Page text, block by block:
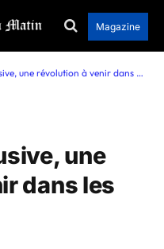
Magazine
révolution à venir dans les grandes villes
une
dans les